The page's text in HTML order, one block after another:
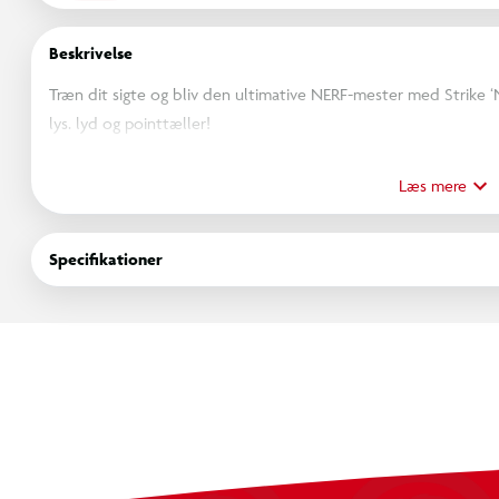
Beskrivelse
Træn dit sigte og bliv den ultimative NERF-mester med Strike
lys. lyd og pointtæller!
Rammer du booster-målet. får du ekstra point og
Udfordr dine venner i Blue vs Red. test dine reflekser i
perfekte 100-score med Perfect Mode.
Læs mere
Specifikationer